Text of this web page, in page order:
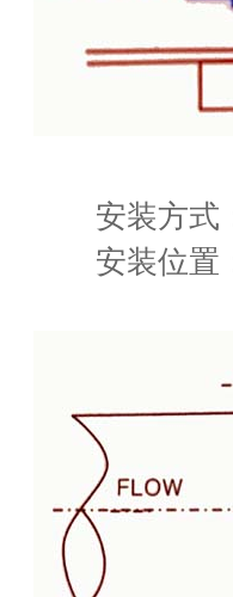
安装方式
安装位置：